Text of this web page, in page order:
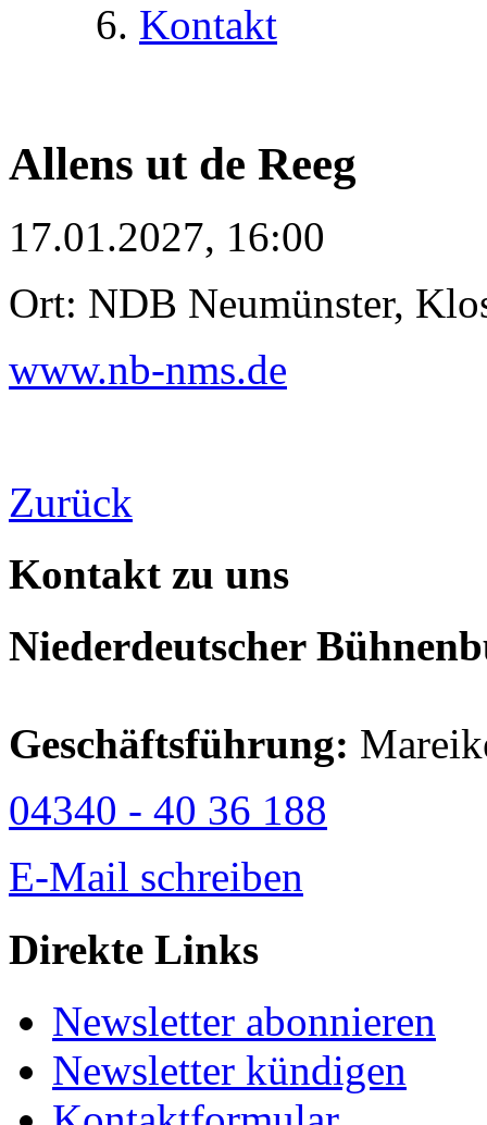
Kontakt
Allens ut de Reeg
17.01.2027, 16:00
Ort: NDB Neumünster,
www.nb-nms.de
Zurück
Kontakt zu uns
Niederdeutscher
Geschäftsführung:
04340 - 40 36 188
E-Mail schreiben
Direkte Links
Newsletter abonnieren
Newsletter kündigen